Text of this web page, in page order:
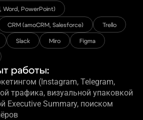
Word, PowerPoint)
CRM (amoCRM, Salesforce) Trello
Slack Miro Figma
работы:
(Instagram, Telegram,
трафика, визуальной упаковкой
Executive Summary, поиском